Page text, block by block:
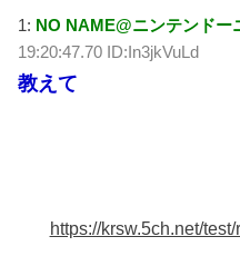
1: NO NAME@ニンテンドー
19:20:47.70 ID:In3jkVuLd
教えて
https://krsw.5ch.net/